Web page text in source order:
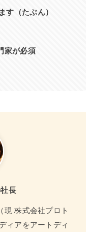
す（たぶん）
家が必須
長
現 株式会社プロト
ィアをアートディ